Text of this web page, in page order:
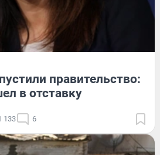
правительство:
в отставку
133 6